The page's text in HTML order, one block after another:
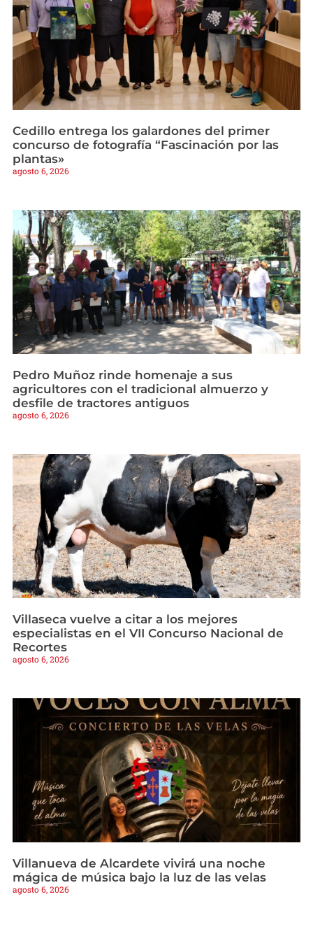
Cedillo entrega los galardones del primer
concurso de fotografía “Fascinación por las
plantas»
agosto 6, 2026
Pedro Muñoz rinde homenaje a sus
agricultores con el tradicional almuerzo y
desfile de tractores antiguos
agosto 6, 2026
Villaseca vuelve a citar a los mejores
especialistas en el VII Concurso Nacional de
Recortes
agosto 6, 2026
Villanueva de Alcardete vivirá una noche
mágica de música bajo la luz de las velas
agosto 6, 2026